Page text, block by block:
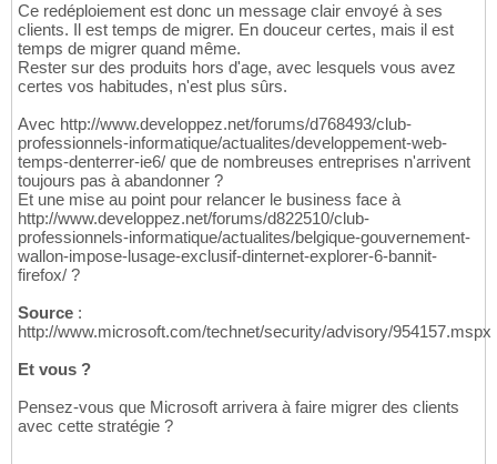
Ce redéploiement est donc un message clair envoyé à ses
clients. Il est temps de migrer. En douceur certes, mais il est
temps de migrer quand même.
Rester sur des produits hors d'age, avec lesquels vous avez
certes vos habitudes, n'est plus sûrs.
Avec http://www.developpez.net/forums/d768493/club-
professionnels-informatique/actualites/developpement-web-
temps-denterrer-ie6/ que de nombreuses entreprises n'arrivent
toujours pas à abandonner ?
Et une mise au point pour relancer le business face à
http://www.developpez.net/forums/d822510/club-
professionnels-informatique/actualites/belgique-gouvernement-
wallon-impose-lusage-exclusif-dinternet-explorer-6-bannit-
firefox/ ?
Source :
http://www.microsoft.com/technet/security/advisory/954157.mspx
Et vous ?
Pensez-vous que Microsoft arrivera à faire migrer des clients
avec cette stratégie ?